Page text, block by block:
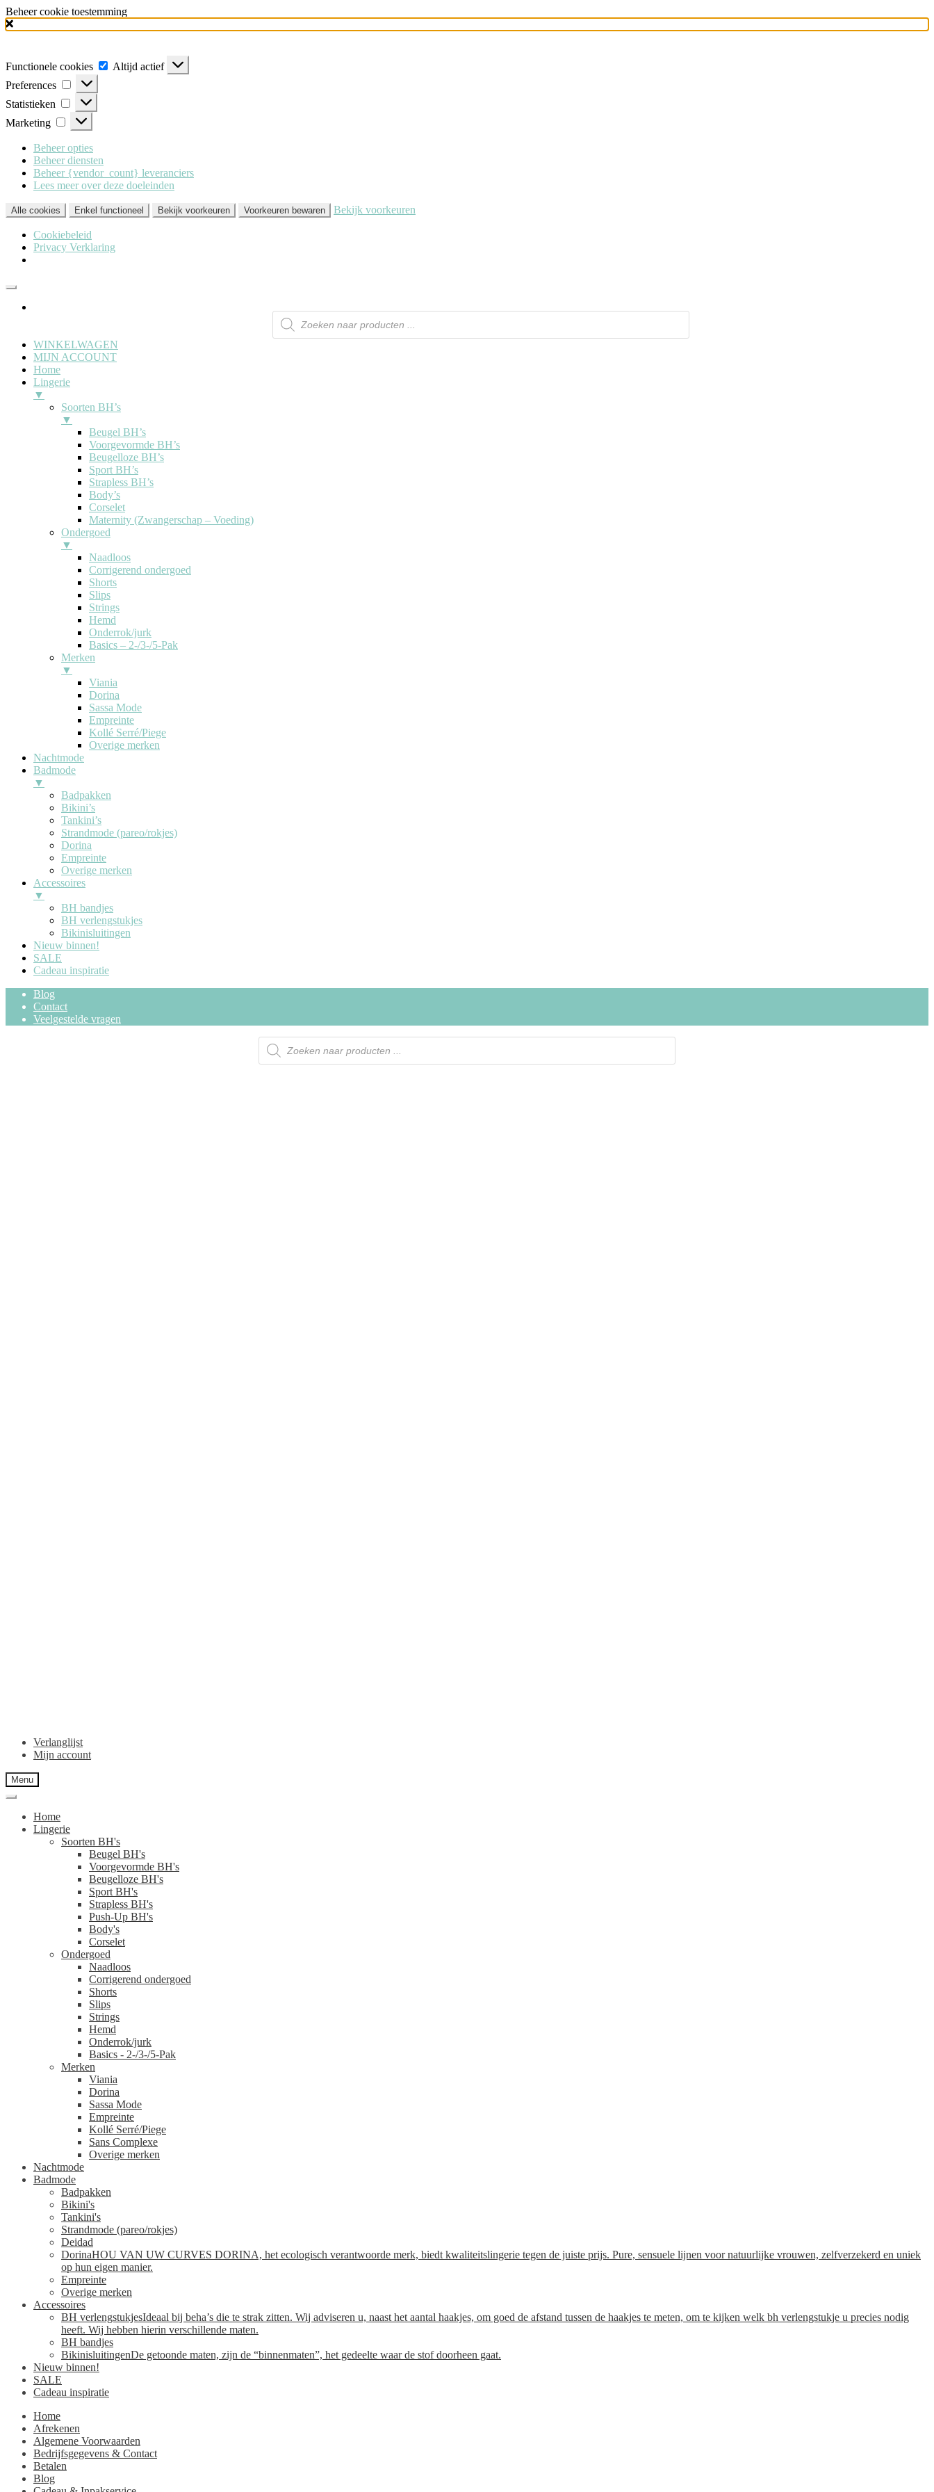
Beheer cookie toestemming
Functionele cookies
Altijd actief
Preferences
Statistieken
Marketing
Beheer opties
Beheer diensten
Beheer {vendor_count} leveranciers
Lees meer over deze doeleinden
Alle cookies Enkel functioneel Bekijk voorkeuren Voorkeuren bewaren Bekijk voorkeuren
Cookiebeleid
Privacy Verklaring
WINKELWAGEN
MIJN ACCOUNT
Home
Lingerie
▼
Soorten BH’s
▼
Beugel BH’s
Voorgevormde BH’s
Beugelloze BH’s
Sport BH’s
Strapless BH’s
Body’s
Corselet
Maternity (Zwangerschap – Voeding)
Ondergoed
▼
Naadloos
Corrigerend ondergoed
Shorts
Slips
Strings
Hemd
Onderrok/jurk
Basics – 2-/3-/5-Pak
Merken
▼
Viania
Dorina
Sassa Mode
Empreinte
Kollé Serré/Piege
Overige merken
Nachtmode
Badmode
▼
Badpakken
Bikini’s
Tankini’s
Strandmode (pareo/rokjes)
Dorina
Empreinte
Overige merken
Accessoires
▼
BH bandjes
BH verlengstukjes
Bikinisluitingen
Nieuw binnen!
SALE
Cadeau inspiratie
Blog
Contact
Veelgestelde vragen
Verlanglijst
Mijn account
Menu
Home
Lingerie
Soorten BH's
Beugel BH's
Voorgevormde BH's
Beugelloze BH's
Sport BH's
Strapless BH's
Push-Up BH's
Body's
Corselet
Ondergoed
Naadloos
Corrigerend ondergoed
Shorts
Slips
Strings
Hemd
Onderrok/jurk
Basics - 2-/3-/5-Pak
Merken
Viania
Dorina
Sassa Mode
Empreinte
Kollé Serré/Piege
Sans Complexe
Overige merken
Nachtmode
Badmode
Badpakken
Bikini's
Tankini's
Strandmode (pareo/rokjes)
Deidad
DorinaHOU VAN UW CURVES DORINA, het ecologisch verantwoorde merk, biedt kwaliteitslingerie tegen de juiste prijs. Pure, sensuele lijnen voor natuurlijke vrouwen, zelfverzekerd en uniek
op hun eigen manier.
Empreinte
Overige merken
Accessoires
BH verlengstukjesIdeaal bij beha’s die te strak zitten. Wij adviseren u, naast het aantal haakjes, om goed de afstand tussen de haakjes te meten, om te kijken welk bh verlengstukje u precies nodig
heeft. Wij hebben hierin verschillende maten.
BH bandjes
BikinisluitingenDe getoonde maten, zijn de “binnenmaten”, het gedeelte waar de stof doorheen gaat.
Nieuw binnen!
SALE
Cadeau inspiratie
Home
Afrekenen
Algemene Voorwaarden
Bedrijfsgegevens & Contact
Betalen
Blog